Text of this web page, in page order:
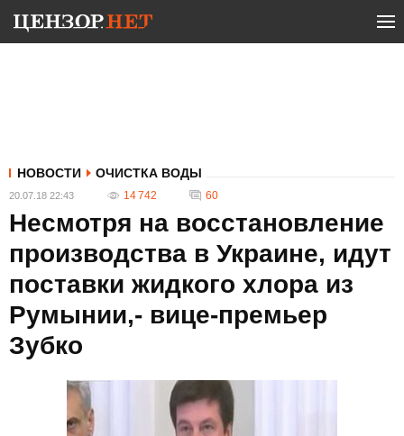
НОВОСТИ ОЧИСТКА ВОДЫ
20.07.18 22:43 14 742 60
Несмотря на восстановление
производства в Украине, идут
поставки жидкого хлора из
Румынии,- вице-премьер
Зубко